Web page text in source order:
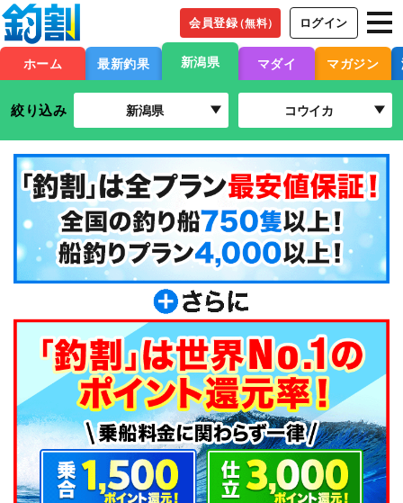
会員登録（無料） ログイン
ホーム 最新釣果 新潟県 マダイ マガジン
絞り込み 新潟県 コウイカ